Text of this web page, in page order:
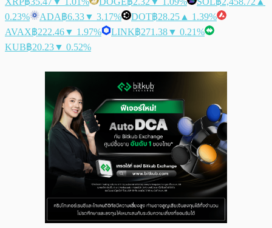
0.23%
ADA฿6.33▼ 3.17% DOT฿28.25 ▲ 1.39%
AVAX฿222.46▼ 1.97% LINK฿271.38▼ 0.21%
KUB฿20.23▼ 0.52%